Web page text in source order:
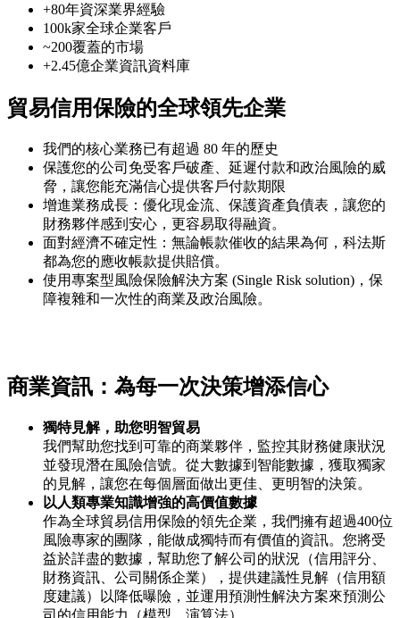
+80年資深業界經驗
100k家全球企業客戶
~200覆蓋的市場
+2.45億企業資訊資料庫
貿易信用保險的全球領先企業
我們的核心業務已有超過 80 年的歷史
保護您的公司免受客戶破產、延遲付款和政治風險的威
脅，讓您能充滿信心提供客戶付款期限
增進業務成長：優化現金流、保護資產負債表，讓您的
財務夥伴感到安心，更容易取得融資。
面對經濟不確定性：無論帳款催收的結果為何，科法斯
都為您的應收帳款提供賠償。
使用專案型風險保險解決方案 (Single Risk solution)，保
障複雜和一次性的商業及政治風險。
商業資訊：為每一次決策增添信心
獨特見解，助您明智貿易
我們幫助您找到可靠的商業夥伴，監控其財務健康狀況
並發現潛在風險信號。從大數據到智能數據，獲取獨家
的見解，讓您在每個層面做出更佳、更明智的決策。
以人類專業知識增強的高價值數據
作為全球貿易信用保險的領先企業，我們擁有超過400位
風險專家的團隊，能做成獨特而有價值的資訊。您將受
益於詳盡的數據，幫助您了解公司的狀況（信用評分、
財務資訊、公司關係企業），提供建議性見解（信用額
度建議）以降低曝險，並運用預測性解決方案來預測公